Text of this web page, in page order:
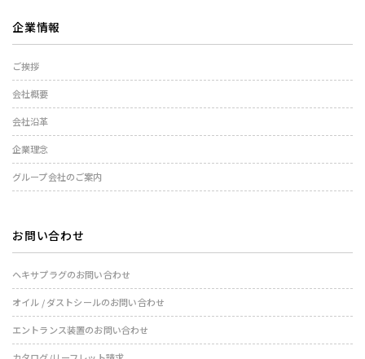
企業情報
ご挨拶
会社概要
会社沿革
企業理念
グループ会社のご案内
お問い合わせ
ヘキサプラグのお問い合わせ
オイル / ダストシールのお問い合わせ
エントランス装置のお問い合わせ